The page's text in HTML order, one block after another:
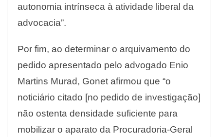
autonomia intrínseca à atividade liberal da
advocacia”.
Por fim, ao determinar o arquivamento do
pedido apresentado pelo advogado Enio
Martins Murad, Gonet afirmou que “o
noticiário citado [no pedido de investigação]
não ostenta densidade suficiente para
mobilizar o aparato da Procuradoria-Geral